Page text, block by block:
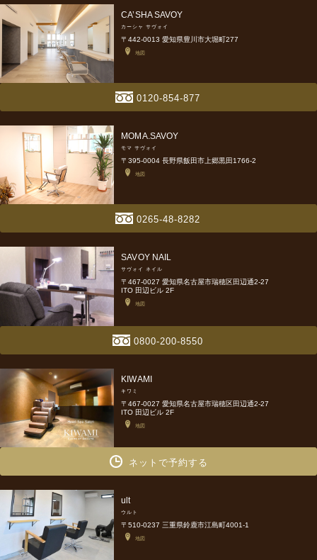
CA’SHA SAVOY
カーシャ サヴォイ
〒442-0013 愛知県豊川市大堀町277
地図
0120-854-877
MOMA.SAVOY
モマ サヴォイ
〒395-0004 長野県飯田市上郷黒田1766-2
地図
0265-48-8282
SAVOY NAIL
サヴォイ ネイル
〒467-0027 愛知県名古屋市瑞穂区田辺通2-27
ITO 田辺ビル 2F
地図
0800-200-8550
KIWAMI
キワミ
〒467-0027 愛知県名古屋市瑞穂区田辺通2-27
ITO 田辺ビル 2F
地図
ネットで予約する
ult
ウルト
〒510-0237 三重県鈴鹿市江島町4001-1
地図